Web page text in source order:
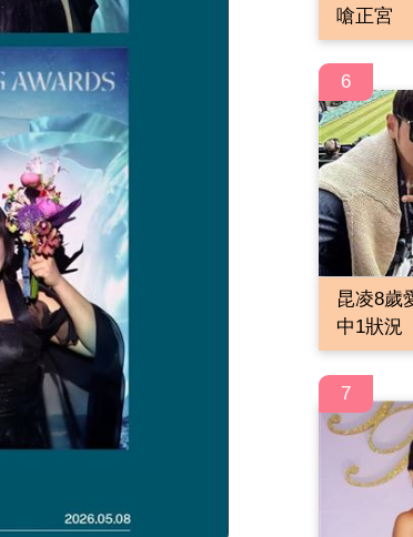
嗆正宮
6
昆凌8
中1狀況
7